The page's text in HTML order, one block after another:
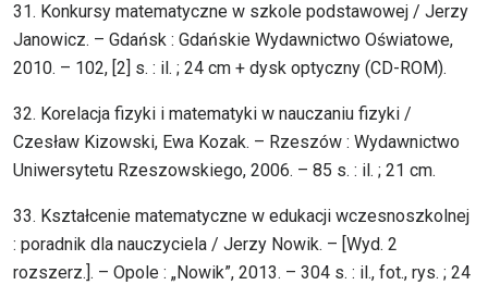
31. Konkursy matematyczne w szkole podstawowej / Jerzy
Janowicz. – Gdańsk : Gdańskie Wydawnictwo Oświatowe,
2010. – 102, [2] s. : il. ; 24 cm + dysk optyczny (CD-ROM).
32. Korelacja fizyki i matematyki w nauczaniu fizyki /
Czesław Kizowski, Ewa Kozak. – Rzeszów : Wydawnictwo
Uniwersytetu Rzeszowskiego, 2006. – 85 s. : il. ; 21 cm.
33. Kształcenie matematyczne w edukacji wczesnoszkolnej
: poradnik dla nauczyciela / Jerzy Nowik. – [Wyd. 2
rozszerz.]. – Opole : „Nowik”, 2013. – 304 s. : il., fot., rys. ; 24